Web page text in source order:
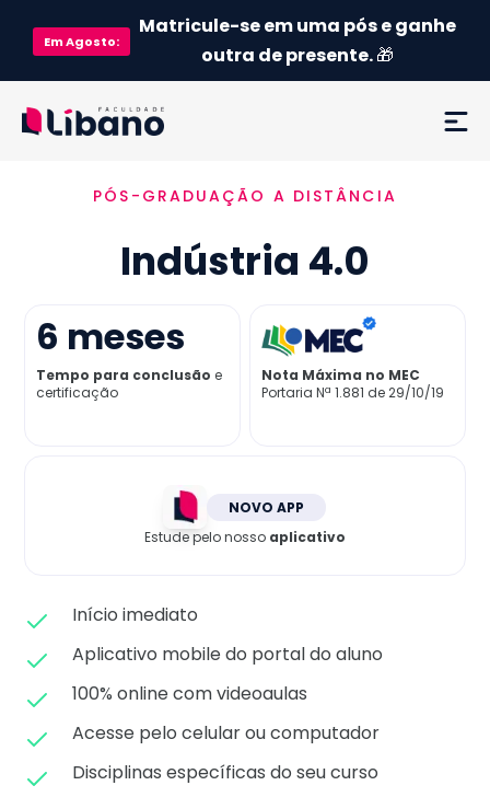
EmAgosto:
Matricule-se em uma pós e ganhe
outra de presente.🎁
Ementa
Como funciona
Credenciamento MEC
Preço
PÓS-GRADUAÇÃO A DISTÂNCIA
Indústria 4.0
6 meses
Tempo para conclusão e
certificação
Nota Máxima no MEC
Portaria Nª 1.881 de 29/10/19
NOVO APP
Estude pelo nosso aplicativo
Início imediato
Aplicativo mobile do portal do aluno
100% online com videoaulas
Acesse pelo celular ou computador
Disciplinas específicas do seu curso